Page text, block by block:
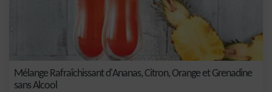
Mélange Rafraîchissant d'Ananas, Citron, Orange et Grenadine
sans Alcool